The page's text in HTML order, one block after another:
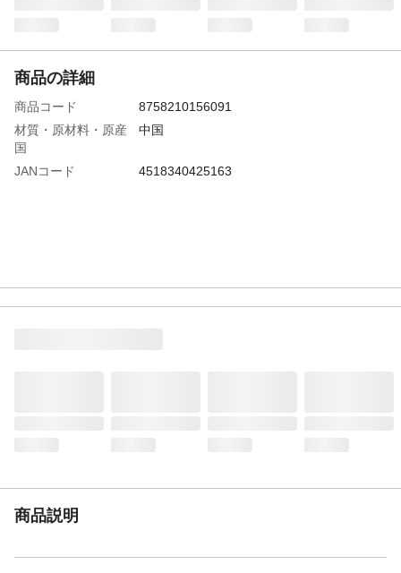
商品の詳細
商品コード
8758210156091
材質・原材料・原産
国
中国
JANコード 4518340425163
商品説明